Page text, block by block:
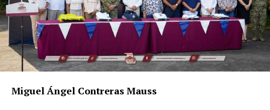
necesidades diarias.
Dulce María Alducin Vallejo, habitante de la comunidad,
explicó que la petición fue presentada ante las
autoridades municipales y que, tras las gestiones
realizadas en conjunto con Hidrosistema, fue posible
concretar la obra que hoy permite mejorar el
Miguel Ángel Contreras Mauss